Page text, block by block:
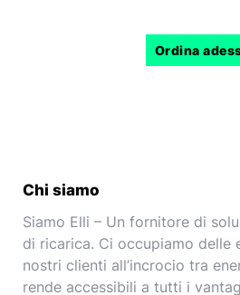
Ordina
Chi siamo
Siamo Elli – Un fornitore di
di ricarica. Ci occupiamo delle
nostri clienti all’incrocio tra
rende accessibili a tutti i